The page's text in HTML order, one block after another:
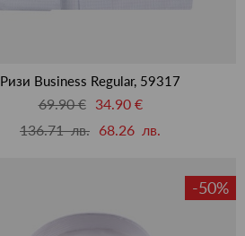
Ризи Business Regular, 59317
69.90 €
34.90 €
136.71 лв. 68.26 лв.
-50%